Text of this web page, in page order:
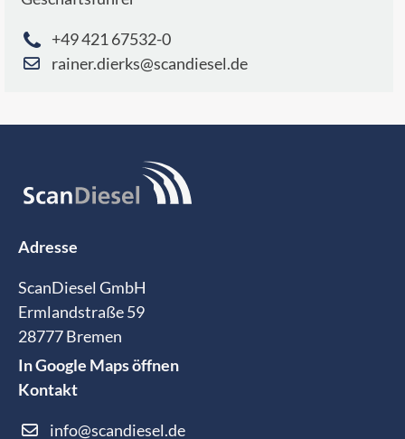
+49 421 67532-0
rainer.dierks@scandiesel.de
Adresse
ScanDiesel GmbH
Ermlandstraße 59
28777 Bremen
In Google Maps öffnen
Kontakt
info@scandiesel.de